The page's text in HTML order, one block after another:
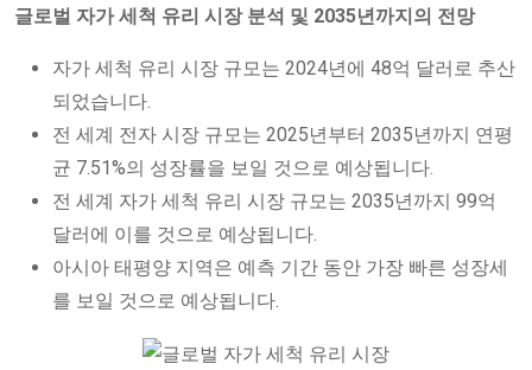
글로벌 자가 세척 유리 시장 분석 및 2035년까지의 전망
자가 세척 유리 시장 규모는 2024년에 48억 달러로 추산
되었습니다.
전 세계 전자 시장 규모는 2025년부터 2035년까지 연평
균 7.51%의 성장률을 보일 것으로 예상됩니다.
전 세계 자가 세척 유리 시장 규모는 2035년까지 99억
달러에 이를 것으로 예상됩니다.
아시아 태평양 지역은 예측 기간 동안 가장 빠른 성장세
를 보일 것으로 예상됩니다.